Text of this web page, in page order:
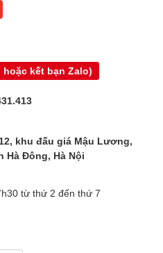
kết bạn Zalo)
khu đấu giá Mậu Lương,
Hà Đông, Hà Nội
từ thứ 2 đến thứ 7